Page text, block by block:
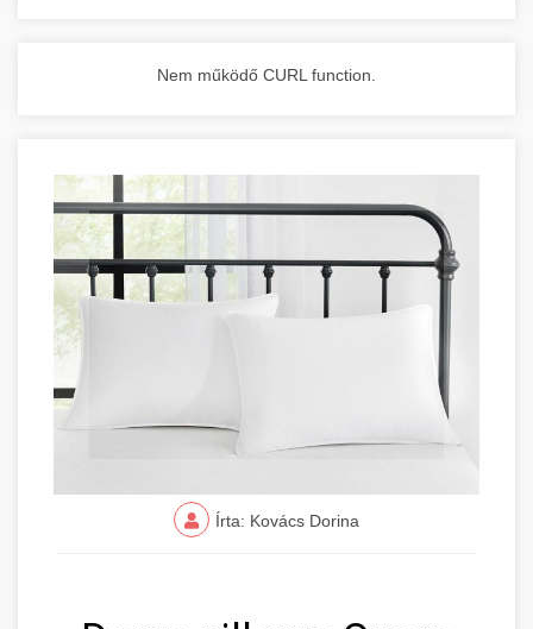
Nem működő CURL function.
Írta: Kovács Dorina